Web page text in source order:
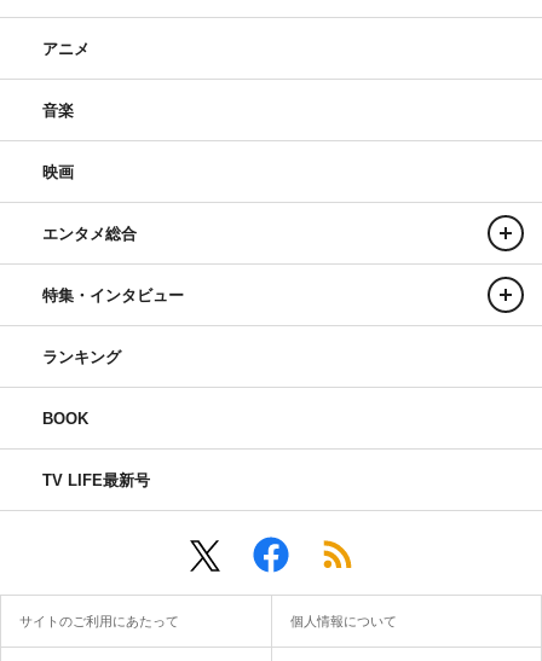
アニメ
音楽
映画
エンタメ総合
特集・インタビュー
ランキング
BOOK
TV LIFE最新号
サイトのご利用にあたって 個人情報について